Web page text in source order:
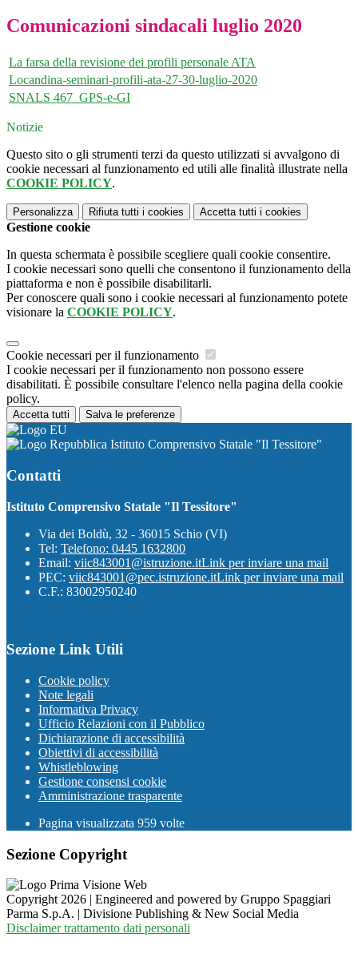
Comunicazioni sindacali luglio 2020
La farsa della revisione dei profili personale ATA
Locandina-seminari-profili-ata-27-30-luglio-2020
SNALS 467_GPS-e-GI
Notizie
Questo sito o gli strumenti terzi da questo utilizzati si avvalgono di
cookie necessari al funzionamento ed utili alle finalità illustrate nella
COOKIE POLICY.
Personalizza Rifiuta tutti i cookies Accetta tutti i cookies
Gestione cookie
In questa schermata è possibile scegliere quali cookie consentire.
I cookie necessari sono quelli che consentono il funzionamento della
piattaforma e non è possibile disabilitarli.
Per conoscere quali sono i cookie necessari al funzionamento potete
visionare la COOKIE POLICY.
Cookie necessari per il funzionamento
I cookie necessari per il funzionamento non possono essere
disabilitati. È possibile consultare l'elenco nella pagina della cookie
policy.
Accetta tutti Salva le preferenze
Istituto Comprensivo Statale "Il Tessitore"
Contatti
Istituto Comprensivo Statale "Il Tessitore"
Via dei Boldù, 32 - 36015 Schio (VI)
Tel: Telefono: 0445 1632800
Email: viic843001@istruzione.itLink per inviare una mail
PEC: viic843001@pec.istruzione.itLink per inviare una mail
C.F.: 83002950240
Sezione Link Utili
Cookie policy
Note legali
Informativa Privacy
Ufficio Relazioni con il Pubblico
Dichiarazione di accessibilità
Obiettivi di accessibilità
Whistleblowing
Gestione consensi cookie
Amministrazione trasparente
Pagina visualizzata 959 volte
Sezione Copyright
Copyright 2026 | Engineered and powered by Gruppo Spaggiari
Parma S.p.A. | Divisione Publishing & New Social Media
Disclaimer trattamento dati personali